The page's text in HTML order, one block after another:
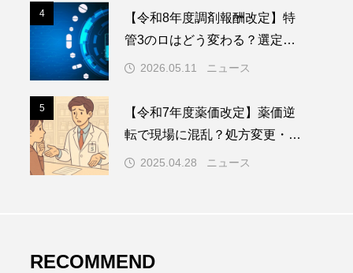
4
【令和8年度調剤報酬改定】特
管3のロはどう変わる？選定療
養、バイオ後続品（BS）普及へ
2026.05.11 ニュース
5
【令和7年度薬価改定】薬価逆
転で現場に混乱？処方変更・患
者対応のリアルと今後の対策
2025.04.28 ニュース
RECOMMEND